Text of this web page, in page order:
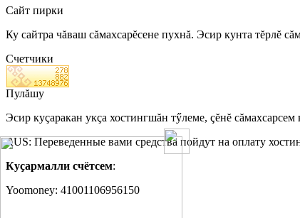
Сайт пирки
Ку сайтра чăваш сăмахсарĕсене пухнă. Эсир кунта тĕрлĕ
Счетчики
Пулăшу
Эсир куçаракан укçа хостингшăн тӳлеме, çĕнĕ
RUS: Переведенные вами средства пойдут на оплату
Куçармалли счётсем:
Yoomoney: 41001106956150